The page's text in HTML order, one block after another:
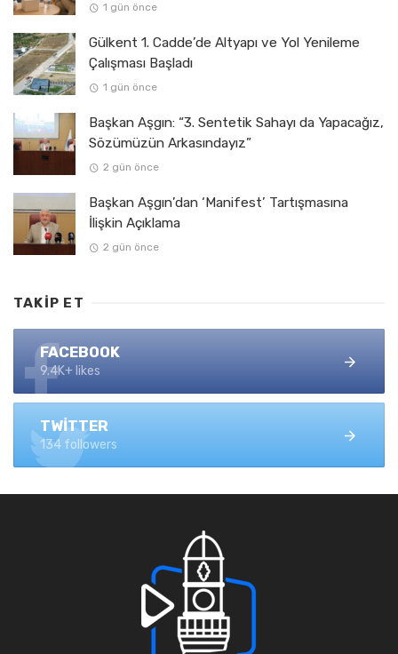
1 gün önce
Gülkent 1. Cadde’de Altyapı ve Yol Yenileme
Çalışması Başladı
1 gün önce
Başkan Aşgın: “3. Sentetik Sahayı da Yapacağız,
Sözümüzün Arkasındayız”
2 gün önce
Başkan Aşgın’dan ‘Manifest’ Tartışmasına
İlişkin Açıklama
2 gün önce
TAKIP ET
FACEBOOK
9.4K+ likes
TWITTER
134 followers